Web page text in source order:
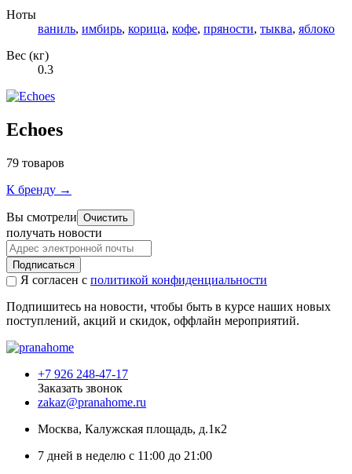
Ноты
ваниль, имбирь, корица, кофе, пряности, тыква, яблоко
Вес (кг)
0.3
Echoes
79 товаров
К бренду →
Вы смотрели Очистить
получать новости
Подписаться
Я согласен с политикой конфиденциальности
Подпишитесь на новости, чтобы быть в курсе наших новых
поступлений, акций и скидок, оффлайн мероприятий.
+7 926 248-47-17
Заказать звонок
zakaz@pranahome.ru
Москва, Калужская площадь, д.1к2
7 дней в неделю с 11:00 до 21:00